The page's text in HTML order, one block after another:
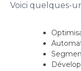
Voici quelques-